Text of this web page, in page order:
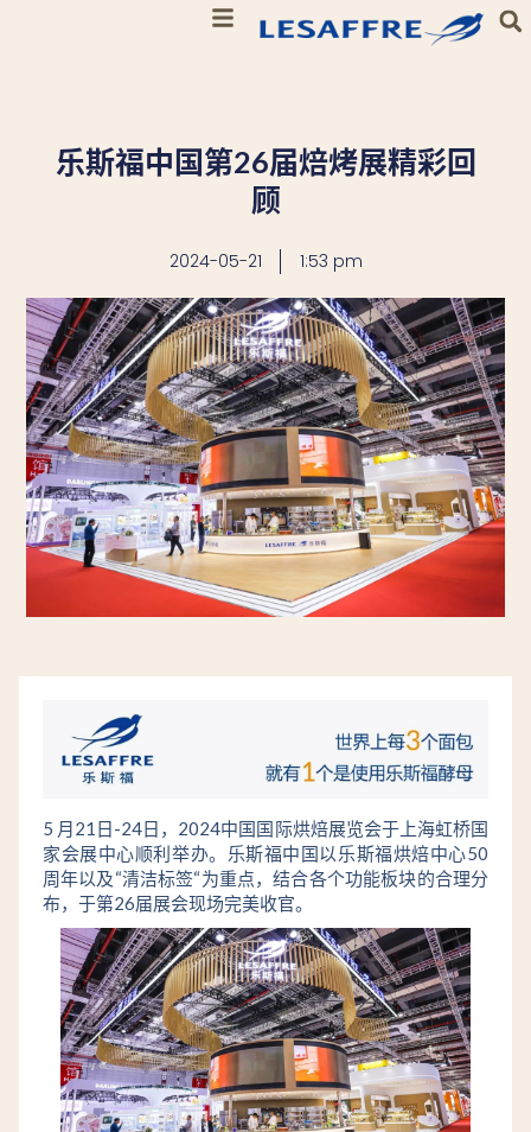
乐斯福中国第26届焙烤展精彩回
顾
2024-05-21 1:53 pm
5 月21日-24日，2024中国国际烘焙展览会于上海虹桥国
家会展中心顺利举办。乐斯福中国以乐斯福烘焙中心50
周年以及“清洁标签“为重点，结合各个功能板块的合理分
布，于第26届展会现场完美收官。